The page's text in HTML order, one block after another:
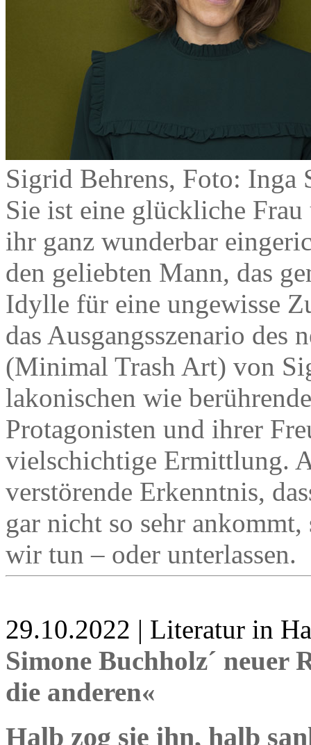
Sigrid Behrens, Foto: Inga
Sie ist eine glückliche
ihr ganz wunderbar
den geliebten Mann, das
Idylle für eine ungewisse
das Ausgangsszenario des
(Minimal Trash Art) von
lakonischen wie
Protagonisten und ihrer
vielschichtige Ermittlung.
verstörende Erkenntnis,
gar nicht so sehr
wir tun – oder unterlassen.
29.10.2022 | Literatur in
Simone Buchholz´ neuer
die anderen«
Halb zog sie ihn, halb